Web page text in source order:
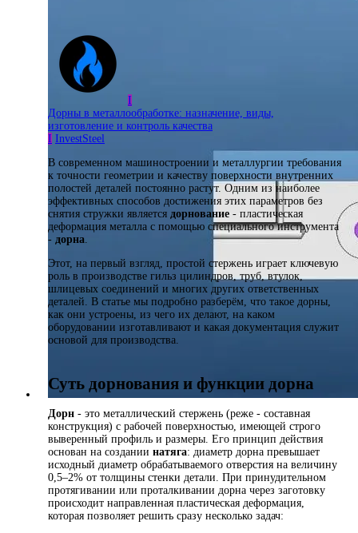
I
Дорны в металлообработке: назначение, виды,
изготовление и контроль качества
I InvestSteel
В современном машиностроении и металлургии требования
к точности геометрии и качеству поверхности внутренних
полостей деталей постоянно растут. Одним из наиболее
эффективных способов достижения этих параметров без
снятия стружки является дорнование - пластическая
деформация металла с помощью специального инструмента
- дорна.
Этот, на первый взгляд, простой стержень играет ключевую
роль в производстве гильз цилиндров, труб, втулок,
шлицевых соединений и многих других ответственных
деталей. В статье мы подробно разберём, что такое дорны,
как они устроены, из чего их делают, на каком
оборудовании изготавливают и какая документация служит
основой для производства.
Суть дорнования и функции дорна
Дорн - это металлический стержень (реже - составная
конструкция) с рабочей поверхностью, имеющей строго
выверенный профиль и размеры. Его принцип действия
основан на создании натяга: диаметр дорна превышает
исходный диаметр обрабатываемого отверстия на величину
0,5–2% от толщины стенки детали. При принудительном
протягивании или проталкивании дорна через заготовку
происходит направленная пластическая деформация,
которая позволяет решить сразу несколько задач: